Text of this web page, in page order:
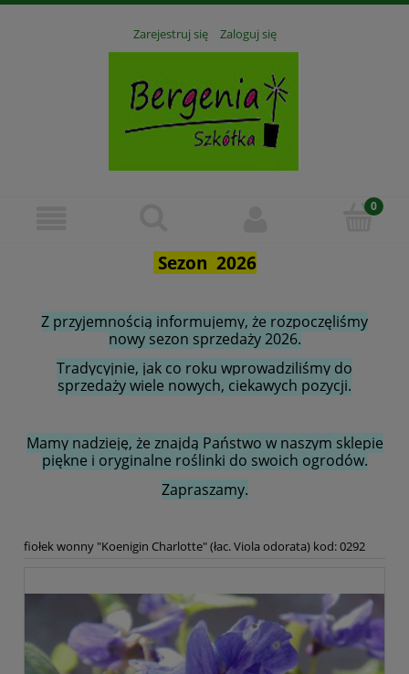
Zarejestruj się Zaloguj się
Sezon 2026
Z przyjemnością informujemy, że rozpoczęliśmy
nowy sezon sprzedaży 2026.
Tradycyjnie, jak co roku wprowadziliśmy do
sprzedaży wiele nowych, ciekawych pozycji.
Mamy nadzieję, że znajdą Państwo w naszym sklepie
piękne i oryginalne roślinki do swoich ogrodów.
Zapraszamy.
fiołek wonny "Koenigin Charlotte" (łac. Viola odorata) kod: 0292